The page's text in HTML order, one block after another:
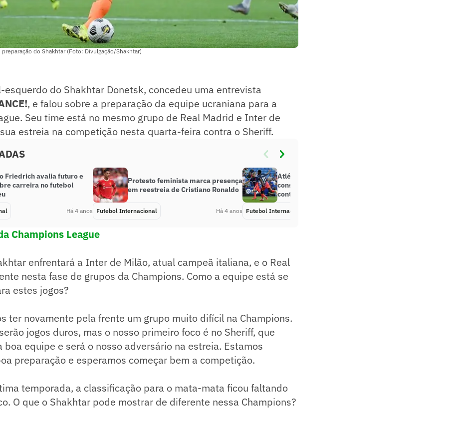
do Shakhtar (Foto: Divulgação/Shakhtar)
do Shakhtar Donetsk, concedeu uma entrevista
, e falou sobre a preparação da equipe ucraniana para a
Seu time está no mesmo grupo de Real Madrid e Inter de
estreia na competição nesta quarta-feira contra o Sheriff.
Friedrich avalia futuro e
carreira no futebol
Há 4 anos
Protesto feminista marca presença
em reestreia de Cristiano Ronaldo
Futebol Internacional Há 4 anos
Atlético de Madrid sai atrás, mas
consegue virada nos acréscimos
contra o Espanyol
Futebol Internacional
Champions League
enfrentará a Inter de Milão, atual campeã italiana, e o Real
nesta fase de grupos da Champions. Como a equipe está se
estes jogos?
ter novamente pela frente um grupo muito difícil na Champions.
jogos duros, mas o nosso primeiro foco é no Sheriff, que
boa equipe e será o nosso adversário na estreia. Estamos
preparação e esperamos começar bem a competição.
temporada, a classificação para o mata-mata ficou faltando
O que o Shakhtar pode mostrar de diferente nessa Champions?